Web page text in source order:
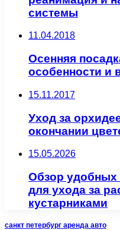
системы
11.04.2018
Осенняя
особенности и
15.11.2017
Уход за
окончании
15.05.2026
Обзор удобных
для ухода за
кустарниками
санкт петербург аренда авто